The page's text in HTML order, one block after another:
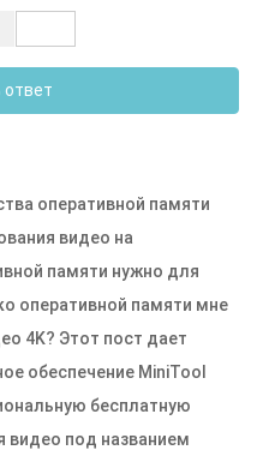
ответ
оперативной памяти
видео на
памяти нужно для
оперативной памяти мне
4K? Этот пост дает
обеспечение MiniTool
бесплатную
видео под названием